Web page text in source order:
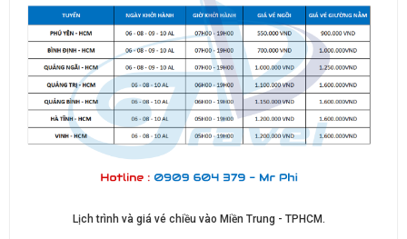
Lịch trình và giá vé chiều vào Miền Trung - TPHCM.